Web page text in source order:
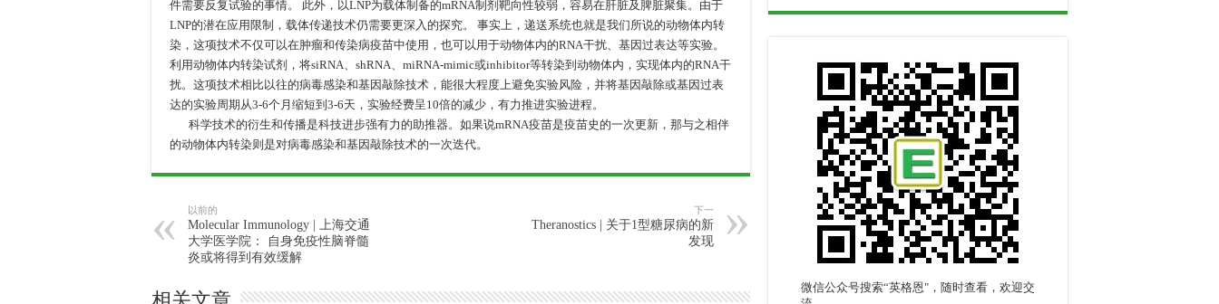
件需要反复试验的事情。 此外，以LNP为载体制备的mRNA制剂靶向性较弱，容易在肝脏及脾脏聚集。由于
LNP的潜在应用限制，载体传递技术仍需要更深入的探究。 事实上，递送系统也就是我们所说的动物体内转
染，这项技术不仅可以在肿瘤和传染病疫苗中使用，也可以用于动物体内的RNA干扰、基因过表达等实验。
利用动物体内转染试剂，将siRNA、shRNA、miRNA-mimic或inhibitor等转染到动物体内，实现体内的RNA干
扰。这项技术相比以往的病毒感染和基因敲除技术，能很大程度上避免实验风险，并将基因敲除或基因过表
达的实验周期从3-6个月缩短到3-6天，实验经费呈10倍的减少，有力推进实验进程。
科学技术的衍生和传播是科技进步强有力的助推器。如果说mRNA疫苗是疫苗史的一次更新，那与之相伴
的动物体内转染则是对病毒感染和基因敲除技术的一次迭代。
以前的
Molecular Immunology | 上海交通
大学医学院： 自身免疫性脑脊髓
炎或将得到有效缓解
下一
Theranostics | 关于1型糖尿病的新
发现
微信公众号搜索“英格恩"，随时查看，欢迎交